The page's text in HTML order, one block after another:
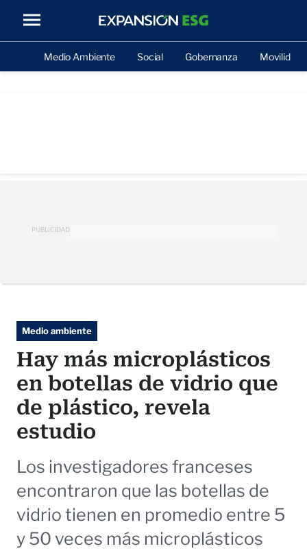
Medio Ambiente Social Gobernanza Movilidad
PUBLICIDAD
Medio ambiente
Hay más microplásticos
en botellas de vidrio que
de plástico, revela
estudio
Los investigadores franceses
encontraron que las botellas de
vidrio tienen en promedio entre 5
y 50 veces más microplásticos